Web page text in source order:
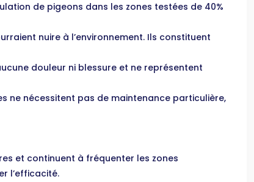
de pigeons dans les zones testées de 40%
nuire à l’environnement. Ils constituent
douleur ni blessure et ne représentent
ne nécessitent pas de maintenance particulière,
et continuent à fréquenter les zones
l’efficacité.